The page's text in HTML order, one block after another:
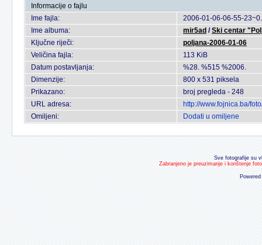
Informacije o fajlu
Ime fajla:
2006-01-06-06-55-
Ime albuma:
mir5ad /Ski centar
Ključne riječi:
poljana-2006-01-06
Veličina fajla:
113 KiB
Datum postavljanja:
%28. %515 %2006.
Dimenzije:
800 x 531 piksela
Prikazano:
broj pregleda - 248
URL adresa:
http://www.fojnica.ba/
Omiljeni:
Dodati u omiljene
Sve fotografije su
Zabranjeno je preuzimanje i korištenje